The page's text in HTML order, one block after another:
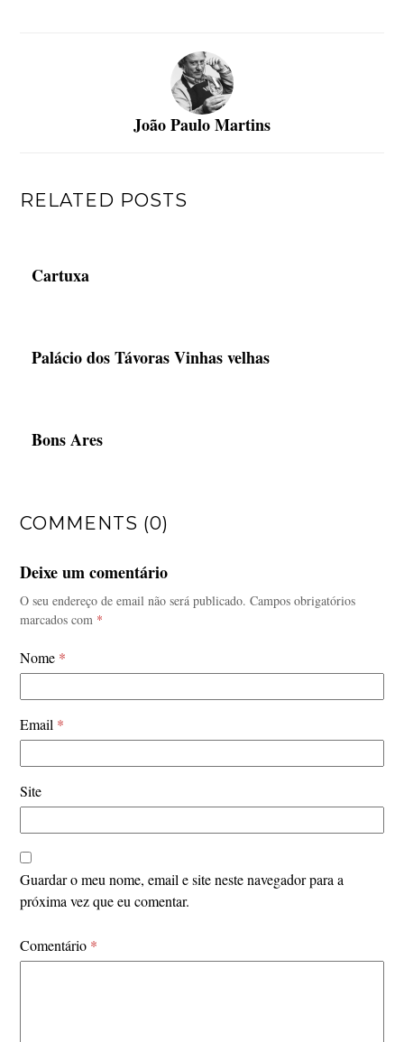
João Paulo Martins
RELATED POSTS
Cartuxa
Palácio dos Távoras Vinhas velhas
Bons Ares
COMMENTS (0)
Deixe um comentário
O seu endereço de email não será publicado. Campos obrigatórios
marcados com *
Nome *
Email *
Site
Guardar o meu nome, email e site neste navegador para a
próxima vez que eu comentar.
Comentário *